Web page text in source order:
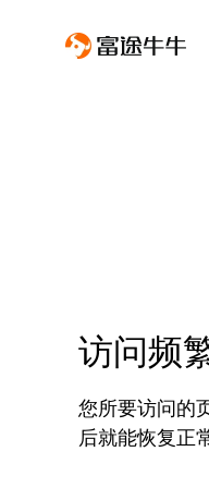
访问频
您所要访问的
后就能恢复正